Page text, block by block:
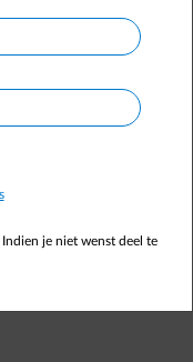
je niet wenst deel te